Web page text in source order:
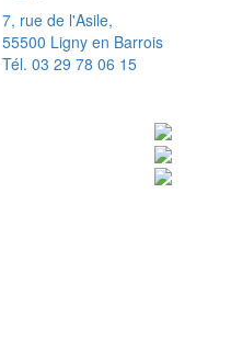
7, rue de l'Asile,
55500 Ligny en Barrois
Tél. 03 29 78 06 15